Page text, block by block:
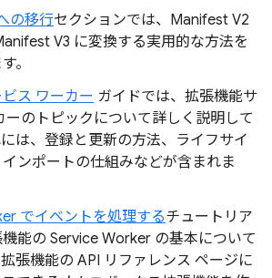
の移行セクションでは、Manifest V2
V3 に変換する実用的な方法を
。
ス ワーカー ガイドでは、拡張機能サ
ーのトピックについて詳しく説明して
は、登録と更新の方法、ライフサイ
ンポートの仕組みなどが含まれま
でイベントを処理するチュートリア
能の Service Worker の基本について
張機能の API リファレンス ページに